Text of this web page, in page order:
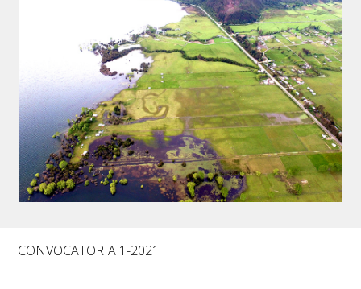
CONVOCATORIA 1-2021